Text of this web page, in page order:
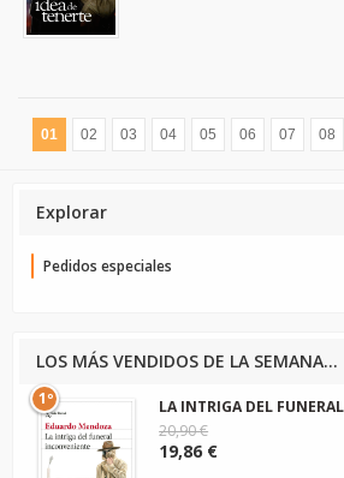
01 02 03 04 05 06 07 08
Explorar
Pedidos especiales
LOS MÁS VENDIDOS DE LA SEMANA...
1º
LA INTRIGA DEL
20,90 €
19,86 €